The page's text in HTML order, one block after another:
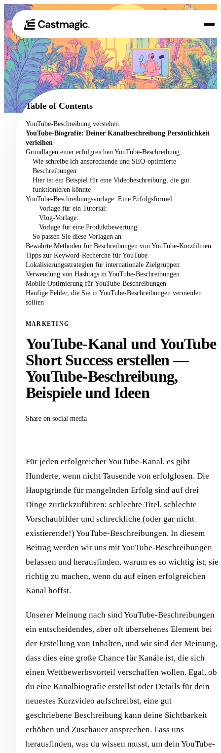
01 Produkt
02 Anwendungsfälle
Preisgestaltung
Über uns
Table of Contents
YouTube-Beschreibung verstehen
YouTube-Biografie: Deiner Kanalbeschreibung Persönlichkeit
verleihen
Grundlagen einer erfolgreichen YouTube-Beschreibung
Wie schreibe ich ansprechende und SEO-optimierte
Beschreibungen
Hier ist ein Beispiel für eine Videobeschreibung, die gut
funktionieren könnte
YouTube-Beschreibungsvorlage: Eine Erfolgsformel
Vorlage für ein Tutorial:
Vlog-Vorlage:
Vorlage für eine Produktbewertung:
So passen Sie diese Vorlagen an
Bewährte Methoden für Beschreibungen von YouTube-Kurzfilmen
Tipps zur Keyword-Recherche für YouTube
Lokalisierungsstrategien für internationale Zielgruppen
Verwendung von Hashtags in YouTube-Beschreibungen
Mobile Optimierung für YouTube-Beschreibungen
Häufige Fehler, die Sie in YouTube-Beschreibungen vermeiden
sollten
MARKETING
YouTube-Kanal und YouTube
Short Success erstellen —
YouTube-Beschreibung,
Beispiele und Ideen
Share on social media
Für jeden erfolgreicher YouTube-Kanal, es gibt
Hunderte, wenn nicht Tausende von erfolglosen. Die
Hauptgründe für mangelnden Erfolg sind auf drei
Dinge zurückzuführen: schlechte Titel, schlechte
Vorschaubilder und schreckliche (oder gar nicht
existierende!) YouTube-Beschreibungen. In diesem
Beitrag werden wir uns mit YouTube-Beschreibungen
befassen und herausfinden, warum es so wichtig ist, sie
richtig zu machen, wenn du auf einen erfolgreichen
Kanal hoffst.
Unserer Meinung nach sind YouTube-Beschreibungen
ein entscheidendes, aber oft übersehenes Element bei
der Erstellung von Inhalten, und wir sind der Meinung,
dass dies eine große Chance für Kanäle ist, die sich
einen Wettbewerbsvorteil verschaffen wollen. Egal, ob
du eine Kanalbiografie erstellst oder Details für dein
neuestes Kurzvideo aufschreibst, eine gut
geschriebene Beschreibung kann deine Sichtbarkeit
erhöhen und Zuschauer ansprechen. Lass uns
herausfinden, was du wissen musst, um dein YouTube-